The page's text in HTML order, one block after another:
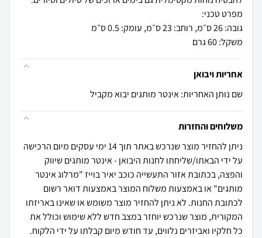
משקל: 60 גרם
אחריות ויבואן
שם נותן האחריות: אינטר מותגים יבוא מקביל
משלוחים והחזרות
ניתן להחזיר מוצר שנרכש באתר תוך 14 ימי עסקים מיום הרכישה
על ידי הבאתו/שליחתו לחנות היבואן - אינטר מותגים שיווק
והפצה, בכתובת אזור התעשייה כוכב יאיר בוייז "מרלוג אינטר
מותגים" או באמצעות משלוח המוצר באמצעות דואר רשום
לכתובת החנות. לא ניתן להחזיר מוצר משומש או שאינו באריזתו
המקורית, מוצר שנרכש יוחזר במצב חדש ללא שימוש וכולל את
כל חלקיו ואביזרים נלווים, עד חודש מיום קבלתו על ידי הלקוח.